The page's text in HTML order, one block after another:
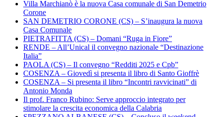
Villa Marchianò è la nuova Casa comunale di San Demetrio
Corone
SAN DEMETRIO CORONE (CS) – S’inaugura la nuova
Casa Comunale
PIETRAFITTA (CS) – Domani “Ruga in Fiore”
RENDE – All’Unical il convegno nazionale “Destinazione
Italia”
PAOLA (CS) – Il convegno “Redditi 2025 e Cpb”
COSENZA – Giovedì si presenta il libro di Santo Gioffrè
COSENZA – Si presenta il libro “Incontri ravvicinati” di
Antonio Monda
Il prof. Franco Rubino: Serve approccio integrato per
stimolare la crescita economica della Calabria